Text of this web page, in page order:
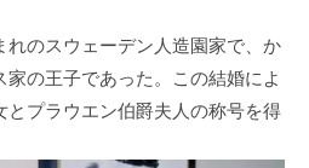
れのスウェーデン人造園家で、か
の王子であった。この結婚によ
とプラウエン伯爵夫人の称号を得